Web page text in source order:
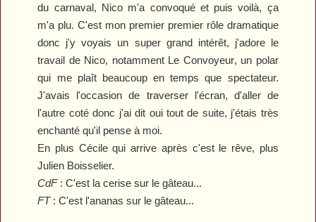
du carnaval, Nico m'a convoqué et puis voilà, ça
m'a plu. C'est mon premier premier rôle dramatique
donc j'y voyais un super grand intérêt, j'adore le
travail de Nico, notamment Le Convoyeur, un polar
qui me plaît beaucoup en temps que spectateur.
J'avais l'occasion de traverser l'écran, d'aller de
l'autre coté donc j'ai dit oui tout de suite, j'étais très
enchanté qu'il pense à moi.
En plus Cécile qui arrive après c'est le rêve, plus
Julien Boisselier.
CdF : C'est la cerise sur le gâteau...
FT: C'est l'ananas sur le gâteau...